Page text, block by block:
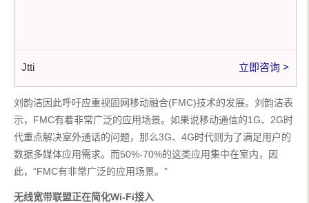
Jtti 立即咨询 >
刘韵洁因此呼吁应重视固网移动融合(FMC)技术的发展。刘韵洁表
示，FMC有着非常广泛的应用场景。如果说移动通信的1G、2G时
代重点解决室外通话的问题，那么3G、4G时代则为了满足用户的
数据多媒体应用需求。而50%-70%的这类应用集中在室内，因
此，“FMC有非常广泛的应用场景。”
无线宽带联盟正在简化Wi-Fi接入